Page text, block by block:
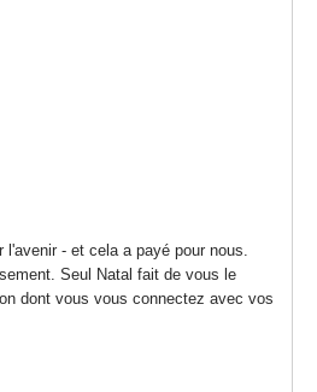
- et cela a payé pour nous.
Seul Natal fait de vous le
dont vous vous connectez avec vos